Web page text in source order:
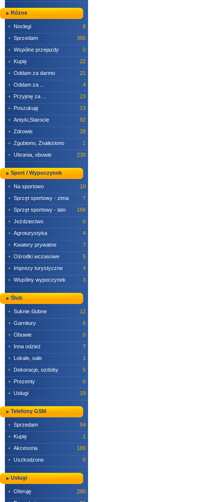
Różne
+ Noclegi
8
+ Sprzedam
356
+ Wspólne przejazdy
0
+ Kupię
22
+ Oddam za darmo
21
+ Oddam za ...
4
+ Przyjmę za ...
23
+ Poszukuję
13
+ Antyki,Starocie
92
+ Zdrowie
28
+ Zgubiono, Znaleziono
1
+ Ubrania, obuwie 230
Sport / Wypoczynek
+ Na sportowo
10
+ Sprzęt sportowy - zima
7
+ Sprzęt sportowy - lato
166
+ Jeździectwo
0
+ Agroturystyka
4
+ Kwatery prywatne
7
+ Ośrodki wczasowe
5
+ Imprezy turystyczne
4
+ Wspólny wypoczynek 3
Ślub
+ Suknie ślubne
12
+ Garnitury
6
+ Obuwie
0
+ Inna odzież
7
+ Lokale, sale
1
+ Dekoracje, ozdoby
5
+ Prezenty
0
+ Usługi 19
Telefony GSM
+ Sprzedam
54
+ Kupię
1
+ Akcesoria
189
+ Uszkodzone 0
Usługi
+ Oferuję
290